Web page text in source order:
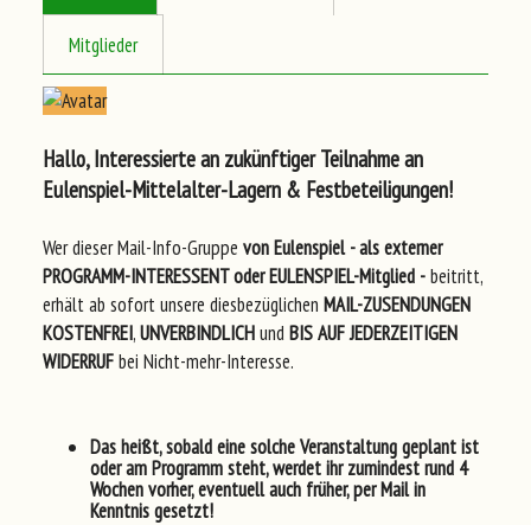
Mitglieder
Hallo, Interessierte an zukünftiger Teilnahme an
Eulenspiel-Mittelalter-Lagern & Festbeteiligungen!
Wer dieser Mail-Info-Gruppe von Eulenspiel- als externer
PROGRAMM-INTERESSENT oder EULENSPIEL-Mitglied -beitritt,
erhält ab sofort unsere diesbezüglichen MAIL-ZUSENDUNGEN
KOSTENFREI,UNVERBINDLICHundBIS AUF JEDERZEITIGEN
WIDERRUFbei Nicht-mehr-Interesse.
Das heißt, sobald eine solche Veranstaltunggeplantist
oderam Programm steht, werdet ihr zumindestrund 4
Wochen vorher, eventuellauch früher, per Mail in
Kenntnis gesetzt!